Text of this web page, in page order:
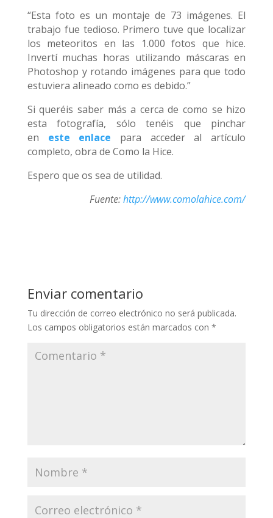
“Esta foto es un montaje de 73 imágenes. El
trabajo fue tedioso. Primero tuve que localizar
los meteoritos en las 1.000 fotos que hice.
Invertí muchas horas utilizando máscaras en
Photoshop y rotando imágenes para que todo
estuviera alineado como es debido.”
Si queréis saber más a cerca de como se hizo
esta fotografía, sólo tenéis que pinchar
en este enlace para acceder al artículo
completo, obra de Como la Hice.
Espero que os sea de utilidad.
Fuente:http://www.comolahice.com/
Enviar comentario
Tu dirección de correo electrónico no será publicada.
Los campos obligatorios están marcados con *